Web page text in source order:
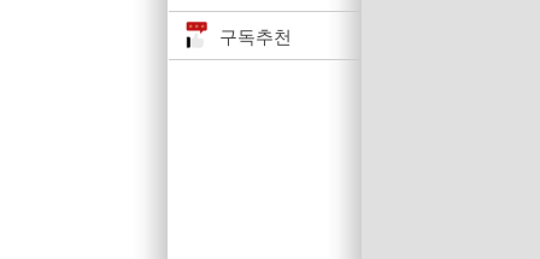
구독추천